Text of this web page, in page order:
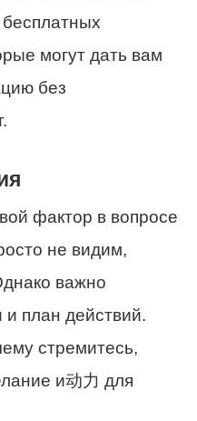
могут дать вам
без
фактор в вопросе
не видим,
важно
и план действий.
стремитесь,
и动力 для